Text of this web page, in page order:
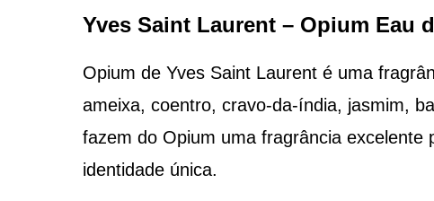
Yves Saint Laurent – Opium Eau
Opium de Yves Saint Laurent é uma
ameixa, coentro, cravo-da-índia, jasmim,
fazem do Opium uma fragrância
identidade única.